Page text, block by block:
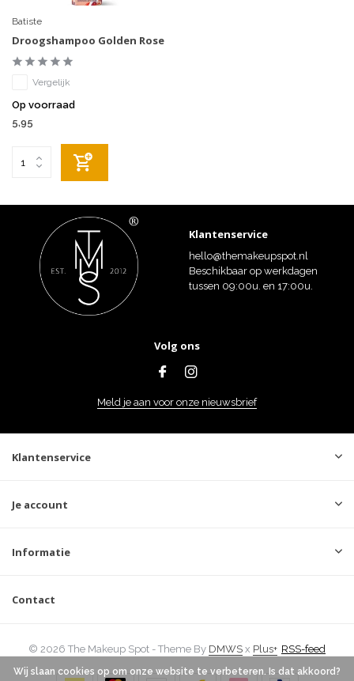
Batiste
Droogshampoo Golden Rose
Vergelijk
Op voorraad
5,95
Klantenservice
hello@themakeupspot.nl
Beschikbaar op werkdagen
tussen 09:00u. en 17:00u.
Volg ons
Meld je aan voor onze nieuwsbrief
Klantenservice
Je account
Informatie
Contact
© 2026 The Makeup Spot - Theme By DMWS x Plus+ RSS-feed
Wij slaan cookies op om onze website te verbeteren. Is dat akkoord?